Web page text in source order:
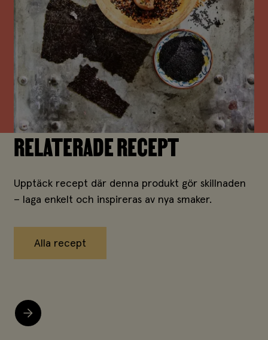
RELATERADE RECEPT
Upptäck recept där denna produkt gör skillnaden
– laga enkelt och inspireras av nya smaker.
Alla recept